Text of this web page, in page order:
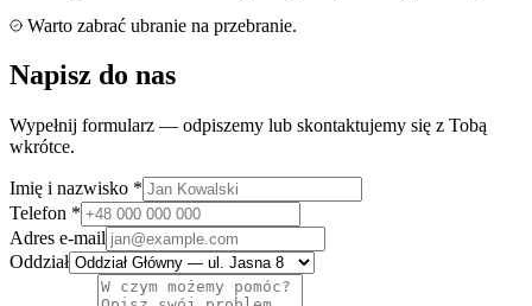
Warto zabrać ubranie na przebranie.
Napisz do nas
Wypełnij formularz — odpiszemy lub skontaktujemy się z Tobą
wkrótce.
Imię i nazwisko *
Telefon *
Adres e-mail
Oddział